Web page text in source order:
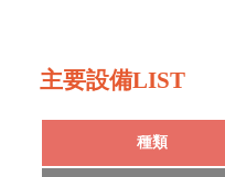
主要設備LIST
種類